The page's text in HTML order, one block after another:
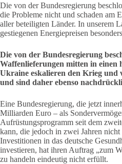
Die von der Bundesregierung
die Probleme nicht und schaden am
aller beteiligten Länder. In unserem
gestiegenen Energiepreisen
Die von der Bundesregierung
Waffenlieferungen mitten in
Ukraine eskalieren den Krieg und
und sind daher ebenso
Eine Bundesregierung, die jetzt
Milliarden Euro – als
Aufrüstungsprogramm seit dem
kann, die jedoch in zwei Jahren
Investitionen in das deutsche
investieren, hat ihren Auftrag „zum
zu handeln eindeutig nicht erfüllt.